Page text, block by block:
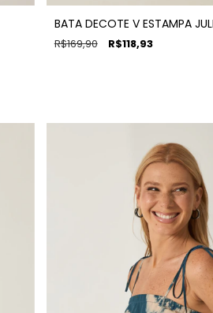
BATA DECOTE V ESTAMPA
R$169,90 R$118,93